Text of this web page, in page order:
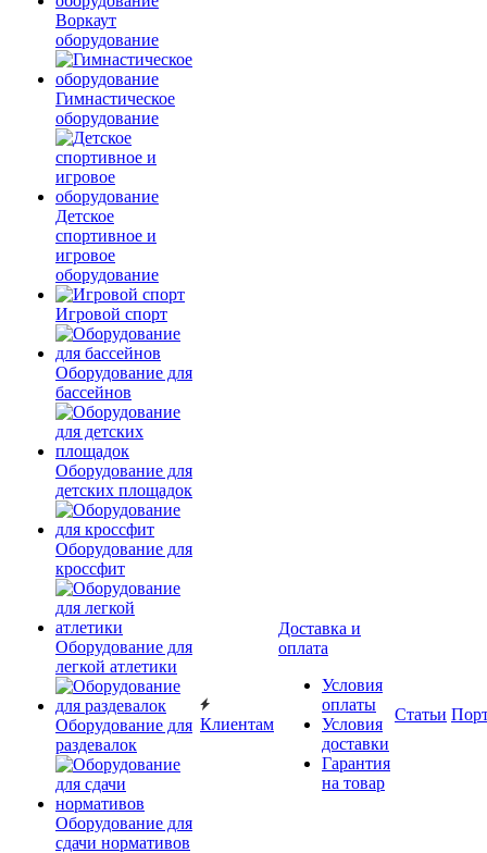
Воркаут
оборудование
Гимнастическое
оборудование
Детское
спортивное и
игровое
оборудование
Игровой спорт
Оборудование для
бассейнов
Оборудование для
детских площадок
Оборудование для
кроссфит
Оборудование для
легкой атлетики
Оборудование для
раздевалок
Оборудование для
сдачи нормативов
Клиентам
Доставка и
оплата
Условия
оплаты
Условия
доставки
Гарантия
на товар
Статьи